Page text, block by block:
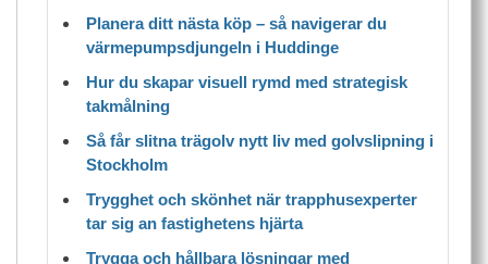
Planera ditt nästa köp – så navigerar du
värmepumpsdjungeln i Huddinge
Hur du skapar visuell rymd med strategisk
takmålning
Så får slitna trägolv nytt liv med golvslipning i
Stockholm
Trygghet och skönhet när trapphusexperter
tar sig an fastighetens hjärta
Trygga och hållbara lösningar med